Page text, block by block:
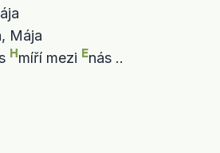
Hmíří mezi E